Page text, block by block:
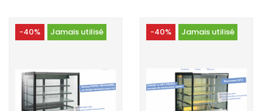
-40% Jamais utilisé -40% Jamais utilisé